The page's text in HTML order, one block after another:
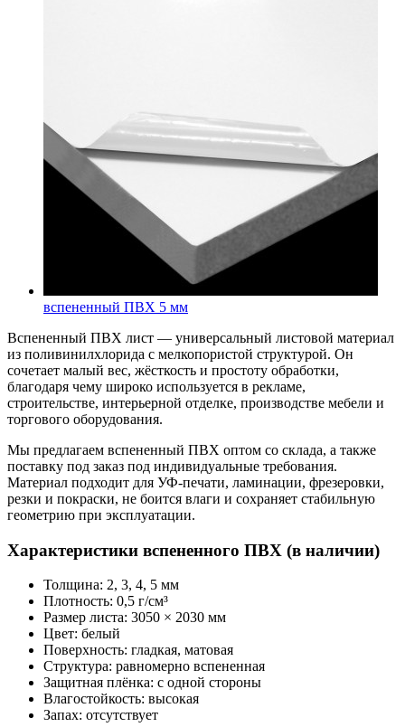
вспененный ПВХ 5 мм
Вспененный ПВХ лист — универсальный листовой материал
из поливинилхлорида с мелкопористой структурой. Он
сочетает малый вес, жёсткость и простоту обработки,
благодаря чему широко используется в рекламе,
строительстве, интерьерной отделке, производстве мебели и
торгового оборудования.
Мы предлагаем вспененный ПВХ оптом со склада, а также
поставку под заказ под индивидуальные требования.
Материал подходит для УФ-печати, ламинации, фрезеровки,
резки и покраски, не боится влаги и сохраняет стабильную
геометрию при эксплуатации.
Характеристики вспененного ПВХ (в наличии)
Толщина: 2, 3, 4, 5 мм
Плотность: 0,5 г/см³
Размер листа: 3050 × 2030 мм
Цвет: белый
Поверхность: гладкая, матовая
Структура: равномерно вспененная
Защитная плёнка: с одной стороны
Влагостойкость: высокая
Запах: отсутствует